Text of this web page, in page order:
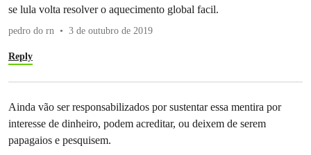
se lula volta resolver o aquecimento global facil.
pedro do rn 3 de outubro de 2019
Reply
Ainda vão ser responsabilizados por sustentar essa mentira por
interesse de dinheiro, podem acreditar, ou deixem de serem
papagaios e pesquisem.